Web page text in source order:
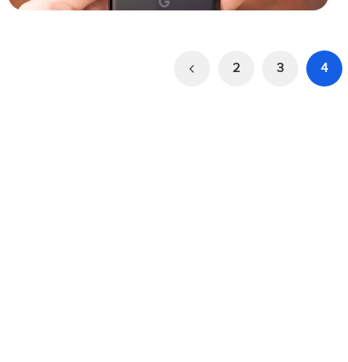
2 3 4